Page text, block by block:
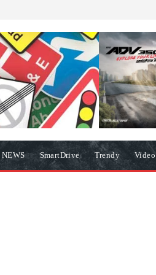
NEWS SmartDrive Trendy Video